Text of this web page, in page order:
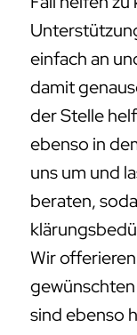
einfach an
damit
der Stelle
ebenso in
uns um und
beraten,
Wir
sind ebenso